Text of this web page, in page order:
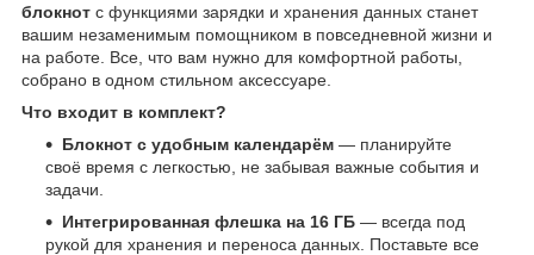
блокнот с функциями зарядки и хранения данных станет
вашим незаменимым помощником в повседневной жизни и
на работе. Все, что вам нужно для комфортной работы,
собрано в одном стильном аксессуаре.
Что входит в комплект?
Блокнот с удобным календарём — планируйте
своё время с легкостью, не забывая важные события и
задачи.
Интегрированная флешка на 16 ГБ — всегда под
рукой для хранения и переноса данных. Поставьте все